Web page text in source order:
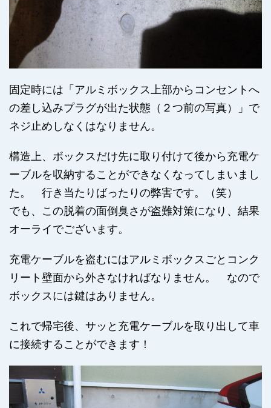
固定時には「アルミボックス上部からコンセントへ
の差し込みプラグが出た状態（２つ前の写真）」で
ネジ止めしなくはなりません。
構造上、ボックスだけ先に取り付けて後から充電ケ
ーブルを収納することができなくなってしまいまし
た。 行き当たりばったりの弊害です。（笑）
でも、この脱着の面倒臭さが盗難対策になり、結果
オーライでございます。
充電ケーブルを盗むにはアルミボックスごとコンク
リート壁面から外さなければなりません。 なので
ボックスには鍵はありません。
これで帰宅後、サッと充電ケーブルを取り出して車
に接続することができます！